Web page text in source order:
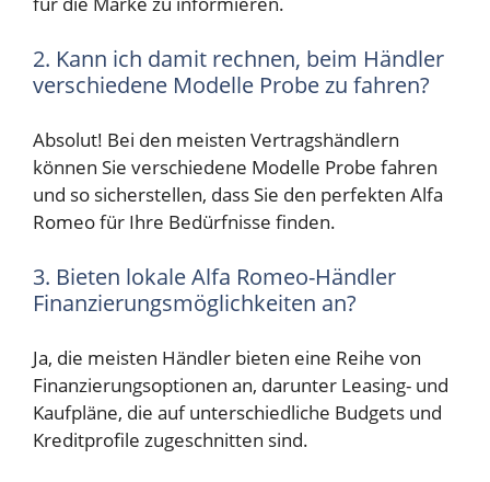
2. Kann ich damit rechnen, beim Händler
verschiedene Modelle Probe zu fahren?
Absolut! Bei den meisten Vertragshändlern
können Sie verschiedene Modelle Probe fahren
und so sicherstellen, dass Sie den perfekten Alfa
Romeo für Ihre Bedürfnisse finden.
3. Bieten lokale Alfa Romeo-Händler
Finanzierungsmöglichkeiten an?
Ja, die meisten Händler bieten eine Reihe von
Finanzierungsoptionen an, darunter Leasing- und
Kaufpläne, die auf unterschiedliche Budgets und
Kreditprofile zugeschnitten sind.